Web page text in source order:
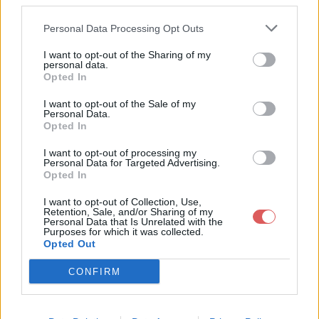
Personal Data Processing Opt Outs
I want to opt-out of the Sharing of my
personal data.
Opted In
I want to opt-out of the Sale of my
Personal Data.
Opted In
I want to opt-out of processing my
Personal Data for Targeted Advertising.
Opted In
I want to opt-out of Collection, Use,
Retention, Sale, and/or Sharing of my
Personal Data that Is Unrelated with the
Purposes for which it was collected.
Opted Out
CONFIRM
Partager le fichier Ajouter un titre
sociaux:
Télécharger le fichier Ajouter un
titre (4).png
Télécharger Ajouter un titre (4).png